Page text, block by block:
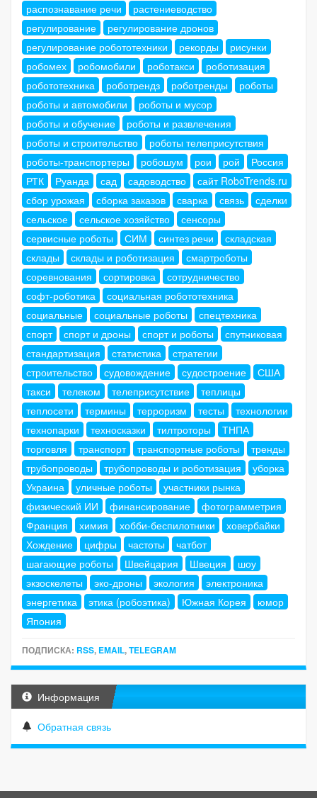
распознавание речи
растениеводство
регулирование
регулирование дронов
регулирование робототехники
рекорды
рисунки
робомех
робомобили роботакси
роботизация
робототехника
роботрендз роботренды
роботы
роботы и автомобили
роботы и мусор
роботы и обучение
роботы и развлечения
роботы и строительство
роботы телеприсутствия
роботы-транспортеры
робошум рои рой
Россия
РТК
Руанда сад садоводство
сайт RoboTrends.ru
сбор урожая
сборка заказов сварка связь
сделки
сельское
сельское хозяйство
сенсоры
сервисные роботы
СИМ синтез речи
складская
склады
склады и роботизация
смартроботы
соревнования
сортировка
сотрудничество
софт-роботика
социальная робототехника
социальные
социальные роботы
спецтехника
спорт
спорт и дроны спорт и роботы
спутниковая
стандартизация
статистика
стратегии
строительство
судовождение судостроение
США
такси
телеком телеприсутствие
теплицы
теплосети
термины терроризм тесты
технологии
технопарки
техносказки тилтроторы
ТНПА
торговля
транспорт транспортные роботы
тренды
трубопроводы
трубопроводы и роботизация
уборка
Украина
уличные роботы
участники рынка
физический ИИ
финансирование
фотограмметрия
Франция
химия хобби-беспилотники
ховербайки
Хождение
цифры частоты
чатбот
шагающие роботы
Швейцария Швеция
шоу
экзоскелеты
эко-дроны экология
электроника
энергетика
этика (робоэтика) Южная Корея
юмор
Япония
ПОДПИСКА: RSS, EMAIL,TELEGRAM
Информация
Обратная связь